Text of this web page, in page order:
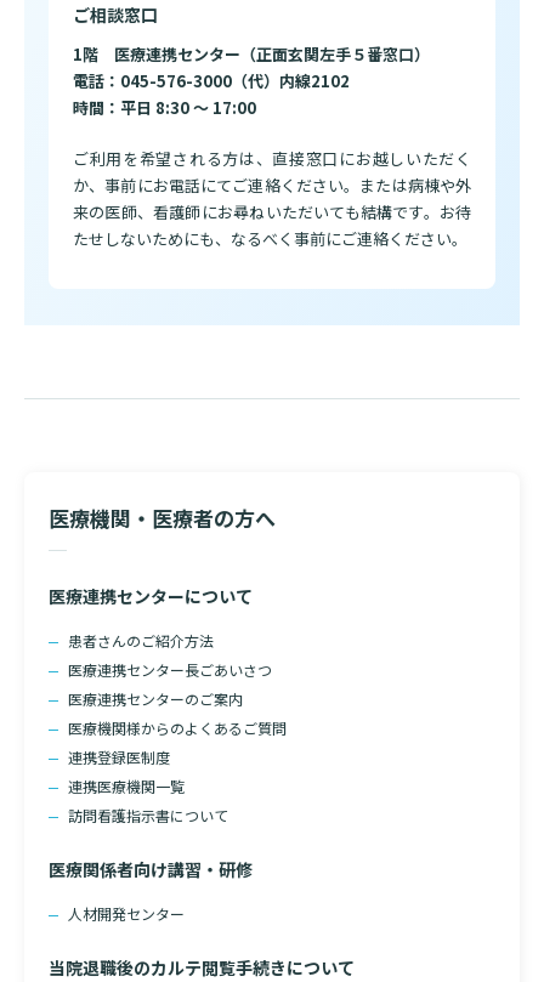
ご相談窓口
1階 医療連携センター（正面玄関左手５番窓口）
電話：045-576-3000（代）内線2102
時間：平日 8:30 ～ 17:00
ご利用を希望される方は、直接窓口にお越しいただく
か、事前にお電話にてご連絡ください。または病棟や外
来の医師、看護師にお尋ねいただいても結構です。お待
たせしないためにも、なるべく事前にご連絡ください。
医療機関・医療者の方へ
医療連携センターについて
患者さんのご紹介方法
医療連携センター長ごあいさつ
医療連携センターのご案内
医療機関様からのよくあるご質問
連携登録医制度
連携医療機関一覧
訪問看護指示書について
医療関係者向け講習・研修
人材開発センター
当院退職後のカルテ閲覧手続きについて